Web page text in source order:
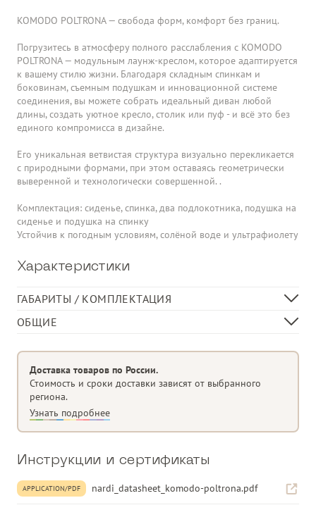
KOMODO POLTRONA — свобода форм, комфорт без границ.
Погрузитесь в атмосферу полного расслабления с KOMODO
POLTRONA — модульным лаунж-креслом, которое адаптируется
к вашему стилю жизни. Благодаря складным спинкам и
боковинам, съемным подушкам и инновационной системе
соединения, вы можете собрать идеальный диван любой
длины, создать уютное кресло, столик или пуф - и всё это без
единого компромисса в дизайне.
Его уникальная ветвистая структура визуально перекликается
с природными формами, при этом оставаясь геометрически
выверенной и технологически совершенной. .
Комплектация: сиденье, спинка, два подлокотника, подушка на
сиденье и подушка на спинку
Устойчив к погодным условиям, солёной воде и ультрафиолету
Характеристики
ГАБАРИТЫ / КОМПЛЕКТАЦИЯ
Длина, см
79
Высота, см
88
Вес, кг
ОБЩИЕ
Произведено в Италии
СОСТАВ
в массе
сторон сиденья
Съемный. Матовая отделка
Доставка товаров по России.
Стоимость и сроки доставки зависят от выбранного
региона.
Узнать подробнее
Инструкции и сертификаты
APPLICATION/PDF nardi_datasheet_komodo-poltrona.pdf